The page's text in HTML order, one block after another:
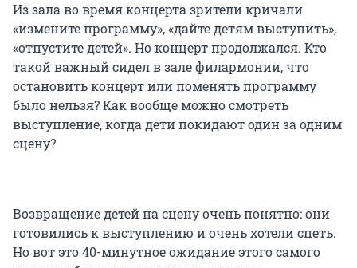
Из зала во время концерта зрители кричали
«измените программу», «дайте детям выступить»,
«отпустите детей». Но концерт продолжался. Кто
такой важный сидел в зале филармонии, что
остановить концерт или поменять программу
было нельзя? Как вообще можно смотреть
выступление, когда дети покидают один за одним
сцену?
Возвращение детей на сцену очень понятно: они
готовились к выступлению и очень хотели спеть.
Но вот это 40-минутное ожидание этого самого